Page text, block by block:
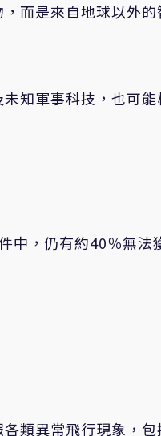
而是來自地球以外
知軍事科技，也可
中，仍有約40％無法
類異常飛行現象，